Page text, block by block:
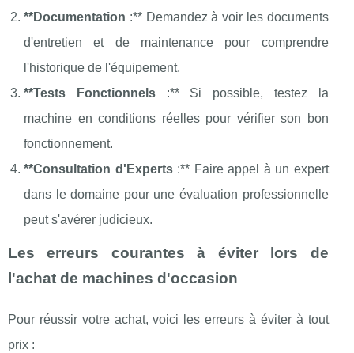
**Documentation :** Demandez à voir les documents
d'entretien et de maintenance pour comprendre
l'historique de l'équipement.
**Tests Fonctionnels:** Si possible, testez la
machine en conditions réelles pour vérifier son bon
fonctionnement.
**Consultation d'Experts:** Faire appel à un expert
dans le domaine pour une évaluation professionnelle
peut s'avérer judicieux.
Les erreurs courantes à éviter lors de
l'achat de machines d'occasion
Pour réussir votre achat, voici les erreurs à éviter à tout
prix :